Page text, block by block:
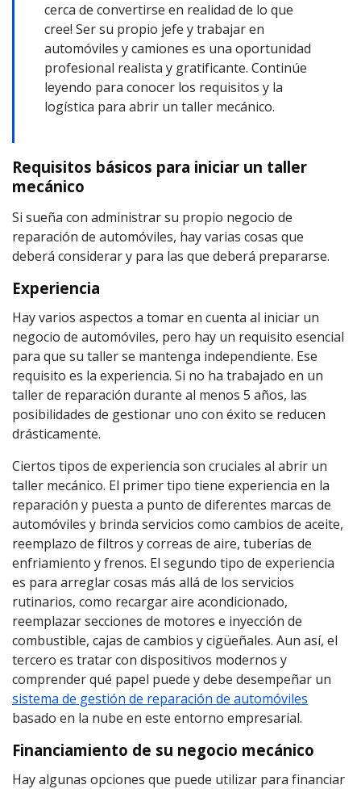
cerca de convertirse en realidad de lo que
cree! Ser su propio jefe y trabajar en
automóviles y camiones es una oportunidad
profesional realista y gratificante. Continúe
leyendo para conocer los requisitos y la
logística para abrir un taller mecánico.
Requisitos básicos para iniciar un taller
mecánico
Si sueña con administrar su propio negocio de
reparación de automóviles, hay varias cosas que
deberá considerar y para las que deberá prepararse.
Experiencia
Hay varios aspectos a tomar en cuenta al iniciar un
negocio de automóviles, pero hay un requisito esencial
para que su taller se mantenga independiente. Ese
requisito es la experiencia. Si no ha trabajado en un
taller de reparación durante al menos 5 años, las
posibilidades de gestionar uno con éxito se reducen
drásticamente.
Ciertos tipos de experiencia son cruciales al abrir un
taller mecánico. El primer tipo tiene experiencia en la
reparación y puesta a punto de diferentes marcas de
automóviles y brinda servicios como cambios de aceite,
reemplazo de filtros y correas de aire, tuberías de
enfriamiento y frenos. El segundo tipo de experiencia
es para arreglar cosas más allá de los servicios
rutinarios, como recargar aire acondicionado,
reemplazar secciones de motores e inyección de
combustible, cajas de cambios y cigüeñales. Aun así, el
tercero es tratar con dispositivos modernos y
comprender qué papel puede y debe desempeñar un
sistema de gestión de reparación de automóviles
basado en la nube en este entorno empresarial.
Financiamiento de su negocio mecánico
Hay algunas opciones que puede utilizar para financiar